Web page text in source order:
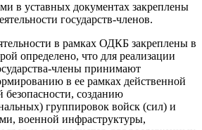
в уставных документах закреплены
государств-членов.
в рамках ОДКБ закреплены в
определено, что для реализации
члены принимают
в ее рамках действенной
безопасности, созданию
группировок войск (сил) и
военной инфраструктуры,